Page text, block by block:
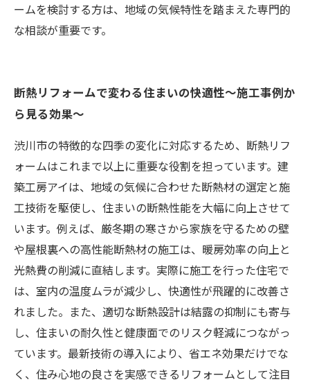
ームを検討する方は、地域の気候特性を踏まえた専門的
な相談が重要です。
断熱リフォームで変わる住まいの快適性～施工事例か
ら見る効果～
渋川市の特徴的な四季の変化に対応するため、断熱リフ
ォームはこれまで以上に重要な役割を担っています。建
築工房アイは、地域の気候に合わせた断熱材の選定と施
工技術を駆使し、住まいの断熱性能を大幅に向上させて
います。例えば、厳冬期の寒さから家族を守るための壁
や屋根裏への高性能断熱材の施工は、暖房効率の向上と
光熱費の削減に直結します。実際に施工を行った住宅で
は、室内の温度ムラが減少し、快適性が飛躍的に改善さ
れました。また、適切な断熱設計は結露の抑制にも寄与
し、住まいの耐久性と健康面でのリスク軽減につながっ
ています。最新技術の導入により、省エネ効果だけでな
く、住み心地の良さを実感できるリフォームとして注目